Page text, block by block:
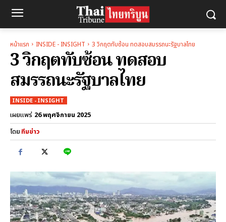
หน้าแรก INSIDE - INSIGHT 3 วิกฤตทับซ้อน ทดสอบสมรรถนะรัฐบาลไทย
3 วิกฤตทับซ้อน ทดสอบ
สมรรถนะรัฐบาลไทย
INSIDE - INSIGHT
เผยแพร่ 26 พฤศจิกายน 2025
โดยทีมข่าว